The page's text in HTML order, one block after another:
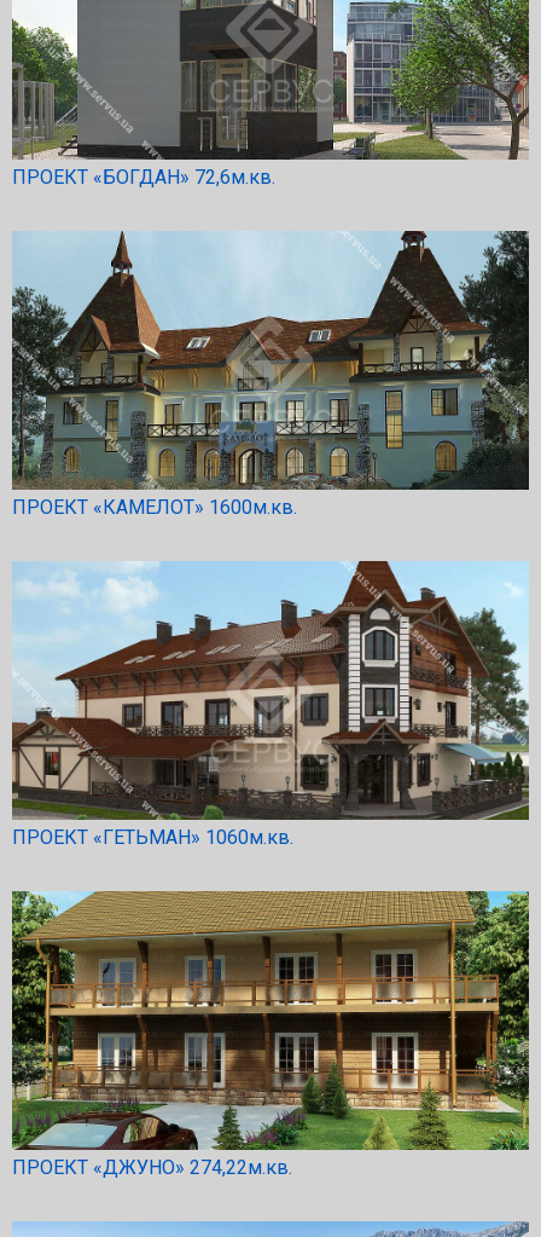
ПРОЕКТ «БОГДАН» 72,6м.кв.
ПРОЕКТ «КАМЕЛОТ» 1600м.кв.
ПРОЕКТ «ГЕТЬМАН» 1060м.кв.
ПРОЕКТ «ДЖУНО» 274,22м.кв.